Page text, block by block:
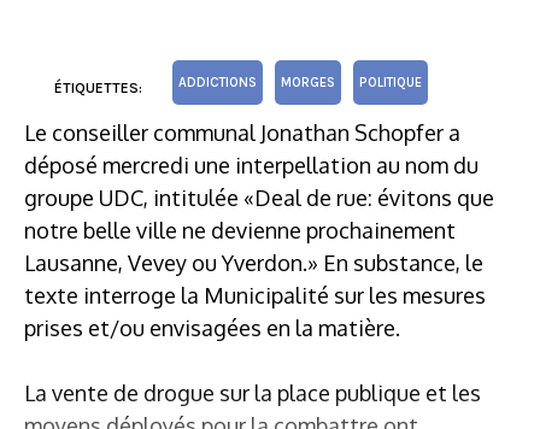
ÉTIQUETTES: ADDICTIONS MORGES POLITIQUE
Le conseiller communal Jonathan Schopfer a
déposé mercredi une interpellation au nom du
groupe UDC, intitulée «Deal de rue: évitons que
notre belle ville ne devienne prochainement
Lausanne, Vevey ou Yverdon.» En substance, le
texte interroge la Municipalité sur les mesures
prises et/ou envisagées en la matière.
La vente de drogue sur la place publique et les